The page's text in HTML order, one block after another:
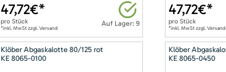
Auf Lager: 9
47,72€*
pro Stück
*inkl. MwSt zzgl. Versand
47,72€*
pro Stück
*inkl. MwSt zzgl. Versand
Klöber Abgaskalotte 80/125 rot
KE 8065-0100
Klöber
KE 8065-0450